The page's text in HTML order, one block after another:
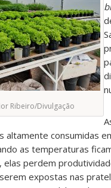
Ribeiro/Divulgação
altamente consumidas
as temperaturas
elas perdem
expostas nas